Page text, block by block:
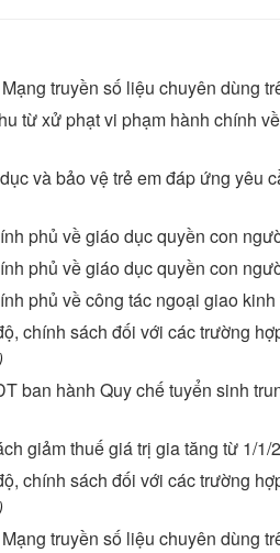
truyền số liệu chuyên dùng
từ xử phạt vi phạm hành chính
và bảo vệ trẻ em đáp ứng yêu
phủ về giáo dục quyền con
phủ về giáo dục quyền con
phủ về công tác ngoại giao kinh
chính sách đối với các trường
ban hành Quy chế tuyển sinh
giảm thuế giá trị gia tăng từ 1/1/
chính sách đối với các trường
truyền số liệu chuyên dùng